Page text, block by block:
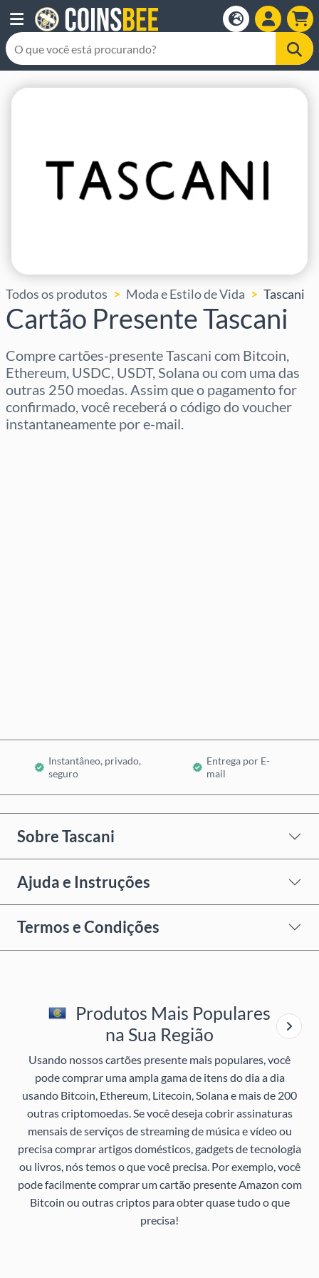
Todos os produtos Moda e Estilo de Vida Tascani
Cartão Presente Tascani
Compre cartões-presente Tascani com Bitcoin,
Ethereum, USDC, USDT, Solana ou com uma das
outras 250 moedas. Assim que o pagamento for
confirmado, você receberá o código do voucher
instantaneamente por e-mail.
Instantâneo, privado,
seguro
Entrega por E-
mail
Sobre Tascani
Ajuda e Instruções
Termos e Condições
Produtos Mais Populares
na Sua Região
Usando nossos cartões presente mais populares, você
pode comprar uma ampla gama de itens do dia a dia
usando Bitcoin, Ethereum, Litecoin, Solana e mais de 200
outras criptomoedas. Se você deseja cobrir assinaturas
mensais de serviços de streaming de música e vídeo ou
precisa comprar artigos domésticos, gadgets de tecnologia
ou livros, nós temos o que você precisa. Por exemplo, você
pode facilmente comprar um cartão presente Amazon com
Bitcoin ou outras criptos para obter quase tudo o que
precisa!